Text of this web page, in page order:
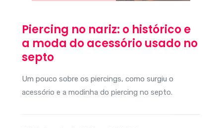
Piercing no nariz: o histórico e
a moda do acessório usado no
septo
Um pouco sobre os piercings, como surgiu o
acessório e a modinha do piercing no septo.